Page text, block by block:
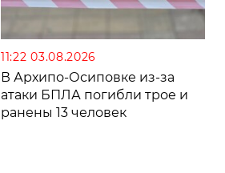
11:22 03.08.2026
В Архипо-Осиповке из-за
атаки БПЛА погибли трое и
ранены 13 человек